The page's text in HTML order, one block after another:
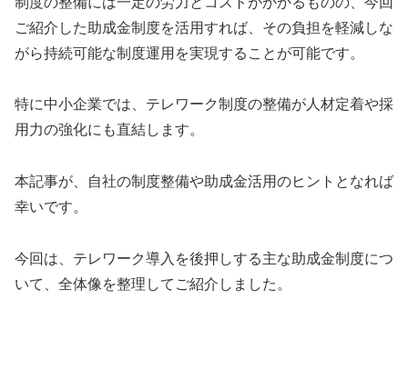
ご紹介した助成金制度を活用すれば、その負担を軽減しな
がら持続可能な制度運用を実現することが可能です。
特に中小企業では、テレワーク制度の整備が人材定着や採
用力の強化にも直結します。
本記事が、自社の制度整備や助成金活用のヒントとなれば
幸いです。
今回は、テレワーク導入を後押しする主な助成金制度につ
いて、全体像を整理してご紹介しました。